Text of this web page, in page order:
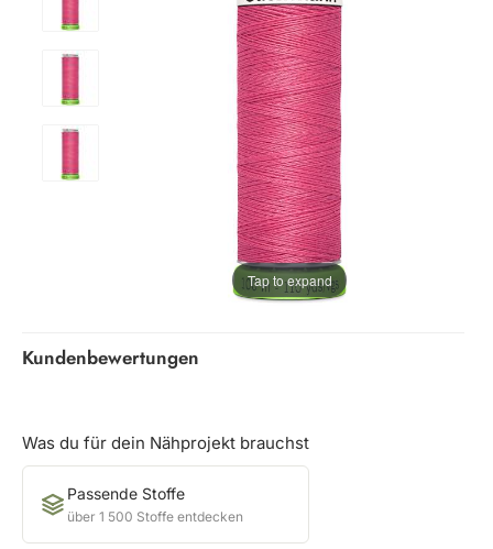
Tap to expand
Kundenbewertungen
Was du für dein Nähprojekt brauchst
Passende Stoffe
über 1 500 Stoffe entdecken